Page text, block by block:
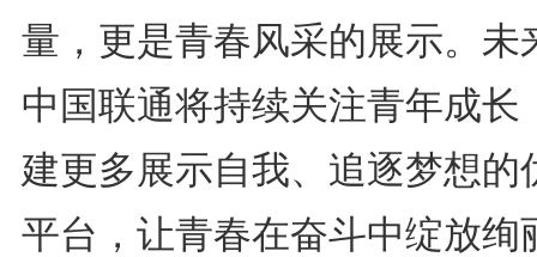
量，更是青春风采的展示。未
中国联通将持续关注青年成长
建更多展示自我、追逐梦想的
平台，让青春在奋斗中绽放绚